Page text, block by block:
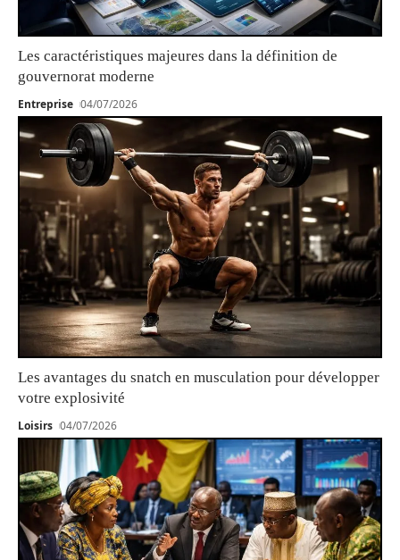
Les caractéristiques majeures dans la définition de
gouvernorat moderne
Entreprise 04/07/2026
Les avantages du snatch en musculation pour développer
votre explosivité
Loisirs 04/07/2026